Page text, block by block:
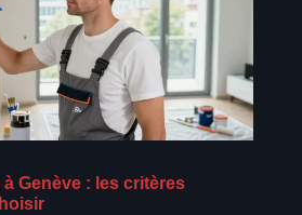
Genève : les critères